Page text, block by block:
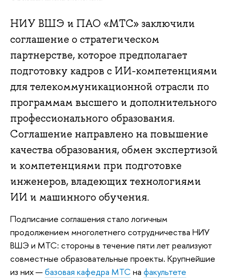
НИУ ВШЭ и ПАО «МТС» заключили
соглашение о стратегическом
партнерстве, которое предполагает
подготовку кадров с ИИ-компетенциями
для телекоммуникационной отрасли по
программам высшего и дополнительного
профессионального образования.
Соглашение направлено на повышение
качества образования, обмен экспертизой
и компетенциями при подготовке
инженеров, владеющих технологиями
ИИ и машинного обучения.
Подписание соглашения стало логичным
продолжением многолетнего сотрудничества НИУ
ВШЭ и МТС: стороны в течение пяти лет реализуют
совместные образовательные проекты. Крупнейшие
из них —базовая кафедра МТС на факультете